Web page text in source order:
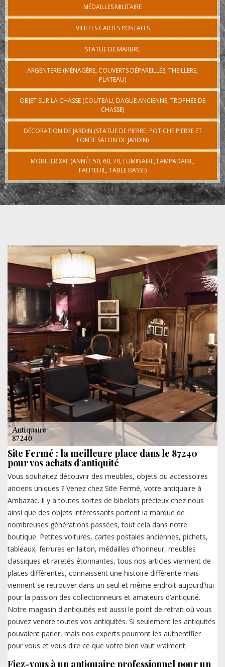
MÉDAILLES MILITAIRE
VIEILLES CARTES POSTALES
STATUE DE MARBRE
ARGENTERIE (MÉNAGÈRE, COUVERTS DÉPAREILLÉS, THEILLERE,
PLATEAU)
OBJET SUR LA CHASSE (COUTEAU, DAGUE ANCIENNE, TROPHÉE DE
CHASSE)
DÉCORATION DE JARDIN (STATUE DE PIERRE, POTICHE PIERRE ET
FONTE SALON DE JARDIN)
MOBILIER XXE (ANNÉE 50, 60, 70, LUMINAIRE, LAMPADAIRE,
FAUTEUIL, TABLE BASSE)
Site Fermé : la meilleure place dans le 87240
pour vos achats d’antiquité
Vous souhaitez découvrir des meubles, objets ou accessoires
anciens uniques ? Venez chez Site Fermé, votre antiquaire à
Ambazac. Il y a toutes sortes de bibelots précieux chez nous
ainsi que des objets intéressants portent la marque de
nombreuses générations passées, tout cela dans notre
boutique. Petites voitures, cartes postales anciennes, pichets,
tableaux, ferrures en laiton, médailles d'honneur, meubles
classiques et raretés étonnantes, tous nos articles viennent de
places différentes, connaissent une histoire différente mais
viennent se retrouver dans un seul et même endroit aujourd’hui
pour la passion des collectionneurs et amateurs d’antiquité.
Notre magasin d'antiquités est aussi le point de retrait où vous
pouvez vendre toutes vos antiquités. Si seulement les antiquités
pouvaient parler, mais nos experts pourront les authentifier
pour vous et vous dire ce que votre bien vaut vraiment.
Fiez-vous à un antiquaire professionnel pour un